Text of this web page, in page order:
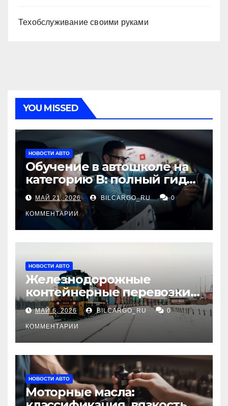
Техобслуживание своими руками
YOU MISSED
НОВОСТИ АВТО
Обучение в автошколе на
категорию В: полный гид
для будущих водителей
МАЙ 21, 2026 BILCARGO_RU 0
КОММЕНТАРИИ
НОВОСТИ АВТО
Железнодорожные
контейнерные перевозки
из Китая в Россию:
маршруты, сроки и
требования
МАЙ 6, 2026 BILCARGO_RU 0
КОММЕНТАРИИ
НОВОСТИ АВТО
Моторные масла: